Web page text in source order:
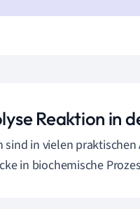
Reaktion in
sind in vielen
in biochemische